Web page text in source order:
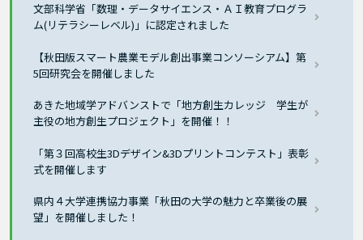
文部科学省「数理・データサイエンス・ＡＩ教育プログラ
ム(リテラシーレベル)」に認定されました
【秋田版スマート農業モデル創出事業コンソーシアム】第
5回研究会を開催しました
あきた地域学アドバンストで「地方創生カレッジ 学生が
主役の地方創生プロジェクト」を開催！！
「第３回高校生3Dデザイン&3Dプリントコンテスト」表彰
式を開催します
県内４大学連携協力事業「秋田の大学の魅力と卒業後の展
望」を開催しました！